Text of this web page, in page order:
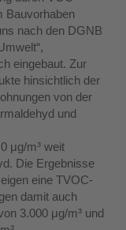
Bauvorhaben
nach den DGNB
eingebaut. Zur
hinsichtlich der
von der
und
μg/m³ weit
Die Ergebnisse
eine TVOC-
damit auch
3.000 μg/m³ und